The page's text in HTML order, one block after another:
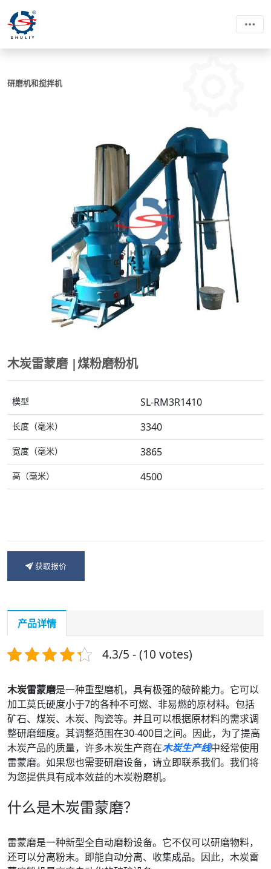
研磨机和搅拌机
木炭雷蒙磨 |煤粉磨粉机
模型 SL-RM3R1410
长度（毫米） 3340
宽度（毫米） 3865
高（毫米） 4500
获取报价
产品详情
4.3/5 - (10 votes)
木炭雷蒙磨是一种重型磨机，具有极强的破碎能力。它可以
加工莫氏硬度小于7的各种不可燃、非易燃的原材料。包括
矿石、煤炭、木炭、陶瓷等。并且可以根据原材料的需求调
整研磨细度。其调整范围在30-400目之间。因此，为了提高
木炭产品的质量，许多木炭生产商在木炭生产线中经常使用
雷蒙磨。如果您也需要研磨设备，请立即联系我们。我们将
为您提供具有成本效益的木炭粉磨机。
什么是木炭雷蒙磨？
雷蒙磨是一种新型全自动磨粉设备。它不仅可以研磨物料，
还可以分离粉末。即能自动分离、收集成品。因此，木炭雷